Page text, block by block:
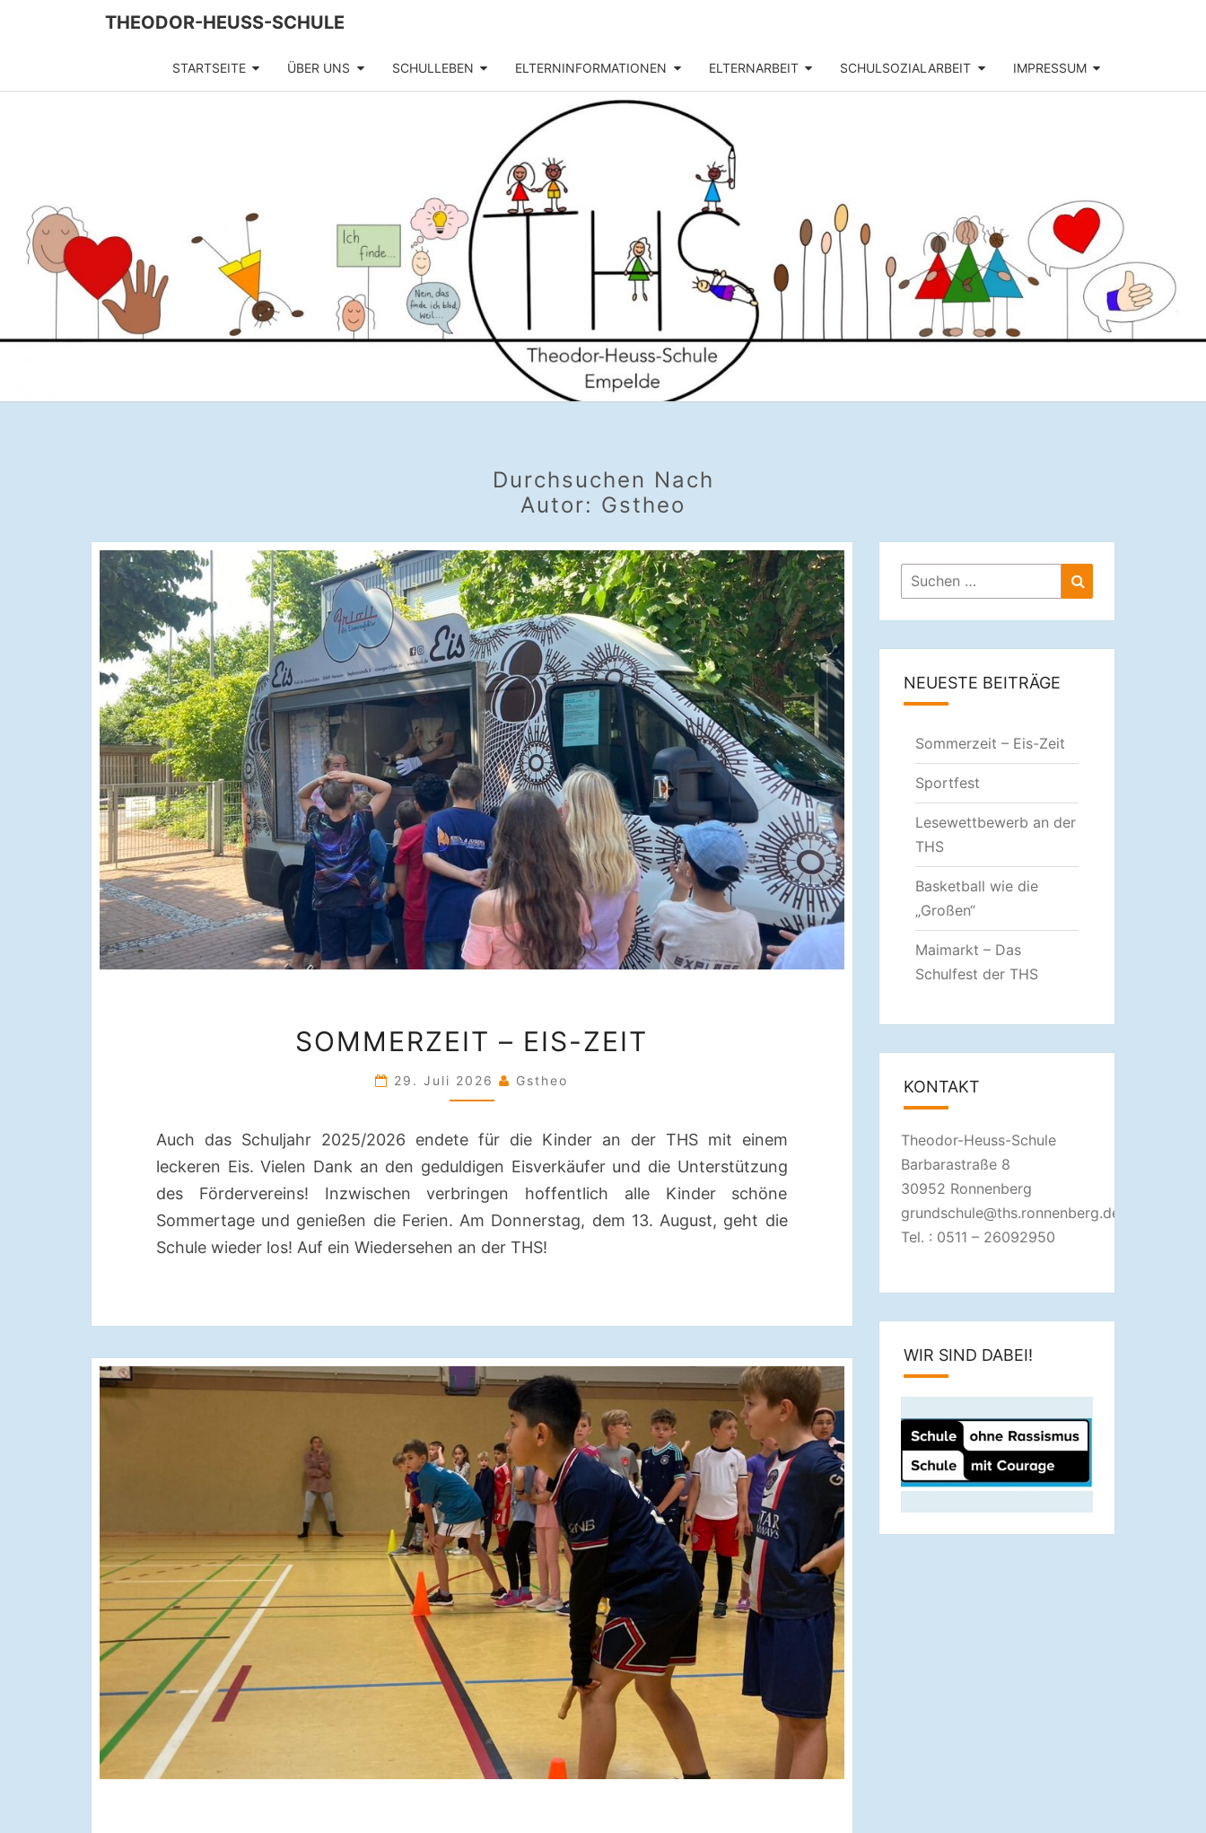
THEODOR-HEUSS-SCHULE
STARTSEITE ÜBER UNS SCHULLEBEN ELTERNINFORMATIONEN ELTERNARBEIT SCHULSOZIALARBEIT IMPRESSUM
THEODOR-
HEUSS-
SCHULE
Unsere
Grundschule
In Empelde
Durchsuchen Nach
Autor: Gstheo
EIS-
ZEIT
SOMMERZEIT – EIS-ZEIT
29. Juli 2026 Gstheo
Auch das Schuljahr 2025/2026 endete für die Kinder an der THS mit einem
leckeren Eis. Vielen Dank an den geduldigen Eisverkäufer und die Unterstützung
des Fördervereins! Inzwischen verbringen hoffentlich alle Kinder schöne
Sommertage und genießen die Ferien. Am Donnerstag, dem 13. August, geht die
Schule wieder los! Auf ein Wiedersehen an der THS!
Suchen
nach:
NEUESTE BEITRÄGE
Sommerzeit – Eis-Zeit
Sportfest
Lesewettbewerb an der
THS
Basketball wie die
„Großen“
Maimarkt – Das
Schulfest der THS
KONTAKT
Theodor-Heuss-Schule
Barbarastraße 8
30952 Ronnenberg
grundschule@ths.ronnenberg.de
Tel. : 0511 – 26092950
WIR SIND DABEI!